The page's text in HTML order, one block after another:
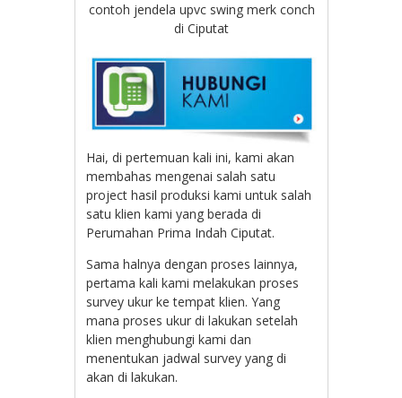
contoh jendela upvc swing merk conch
di Ciputat
Hai, di pertemuan kali ini, kami akan
membahas mengenai salah satu
project hasil produksi kami untuk salah
satu klien kami yang berada di
Perumahan Prima Indah Ciputat.
Sama halnya dengan proses lainnya,
pertama kali kami melakukan proses
survey ukur ke tempat klien. Yang
mana proses ukur di lakukan setelah
klien menghubungi kami dan
menentukan jadwal survey yang di
akan di lakukan.